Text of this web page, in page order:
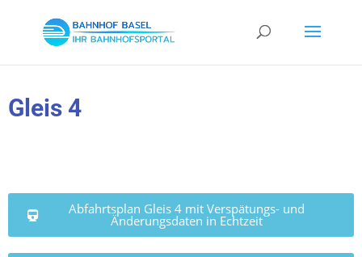
Gleis 4
Abfahrtsplan Gleis 4 mit Verspätungs- und
Änderungsdaten in Echtzeit